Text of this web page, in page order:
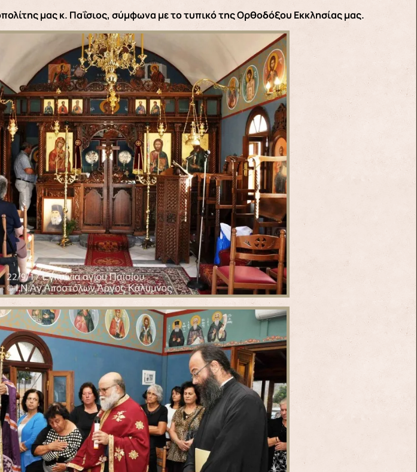
μας κ. Παΐσιος, σύμφωνα με το τυπικό της Ορθοδόξου Εκκλησίας μας.